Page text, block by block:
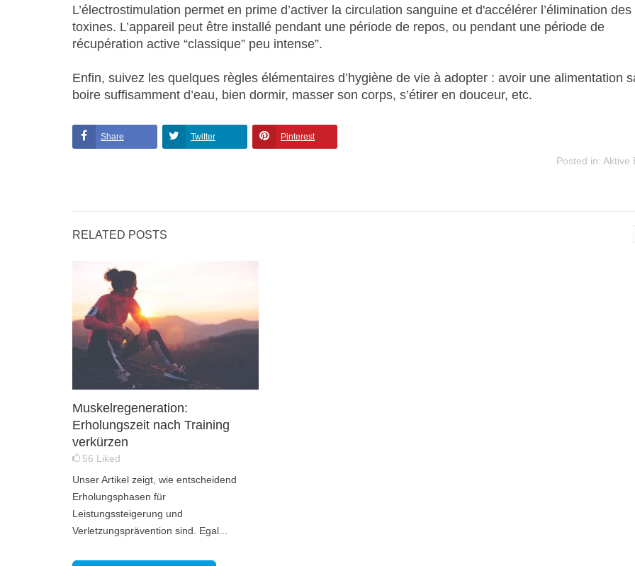
L’électrostimulation permet en prime d’activer la circulation sanguine et d'accélérer l’élimination des
toxines. L’appareil peut être installé pendant une période de repos, ou pendant une période de
récupération active “classique” peu intense”.
Enfin, suivez les quelques règles élémentaires d’hygiène de vie à adopter : avoir une alimentation
boire suffisamment d’eau, bien dormir, masser son corps, s’étirer en douceur, etc.
Share Twitter Pinterest
Posted in: Aktive
RELATED POSTS
Muskelregeneration:
Erholungszeit nach Training
verkürzen
56 Liked
Unser Artikel zeigt, wie entscheidend
Erholungsphasen für
Leistungssteigerung und
Verletzungsprävention sind. Egal...